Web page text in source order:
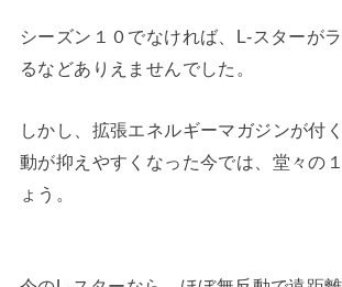
シーズン１０でなければ、L-スターが
るなどありえませんでした。
しかし、拡張エネルギーマガジンが付
動が抑えやすくなった今では、堂々の
ょう。